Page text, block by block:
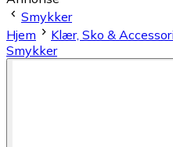
Smykker
Hjem
Klær, Sko &
Smykker